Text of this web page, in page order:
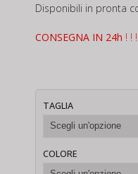
Disponibili in pronta
CONSEGNA IN 24h ! ! !
TAGLIA
COLORE